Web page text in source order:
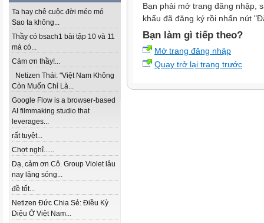
Ta hay chê cuộc đời méo mó
Sao ta không...
Thầy có bsach1 bài tập 10 và 11
mà có...
Cảm ơn thầy!...
Netizen Thái: "Việt Nam Không
Còn Muốn Chỉ Là...
Google Flow is a browser-based
AI filmmaking studio that
leverages...
rất tuyệt...
Chợt nghĩ......
Dạ, cảm ơn Cô. Group Violet lâu
nay lặng sóng...
đề tốt...
Netizen Đức Chia Sẻ: Điều Kỳ
Diệu Ở Việt Nam...
Bạn phải mở trang đăng nhập,
khẩu đã đăng ký rồi nhấn nút
Bạn làm gì tiếp theo?
Mở trang đăng nhập
Quay trở lại trang trước